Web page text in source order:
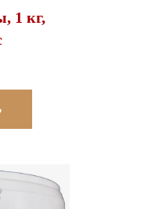
1 кг,